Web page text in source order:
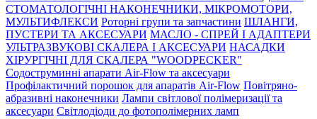
СТОМАТОЛОГІЧНІ НАКОНЕЧНИКИ, МІКРОМОТОРИ,
МУЛЬТИФЛЕКСИ Роторні групи та запчастини ШЛАНГИ,
ПУСТЕРИ ТА АКСЕСУАРИ МАСЛО - СПРЕЙ І АДАПТЕРИ
УЛЬТРАЗВУКОВІ СКАЛЕРА І АКСЕСУАРИ НАСАДКИ
ХІРУРГІЧНІ ДЛЯ СКАЛЕРА "WOODPECKER"
Содоструминні апарати Air-Flow та аксесуари
Профілактичний порошок для апаратів Air-Flow Повітряно-
абразивні наконечники Лампи світлової полімеризації та
аксесуари Світлодіоди до фотополімерних ламп